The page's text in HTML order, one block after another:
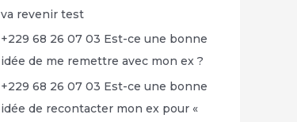
va revenir test
+229 68 26 07 03 Est-ce une bonne
idée de me remettre avec mon ex ?
+229 68 26 07 03 Est-ce une bonne
idée de recontacter mon ex pour «